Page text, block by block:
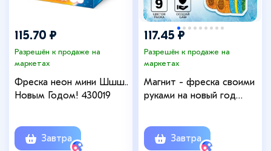
115.70 ₽
Разрешён к продаже на
маркетах
Фреска неон мини Шшш..
Новым Годом! 430019
Завтра
117.45 ₽
Разрешён к продаже на
маркетах
Магнит - фреска своими
руками на новый год
творчества
Завтра